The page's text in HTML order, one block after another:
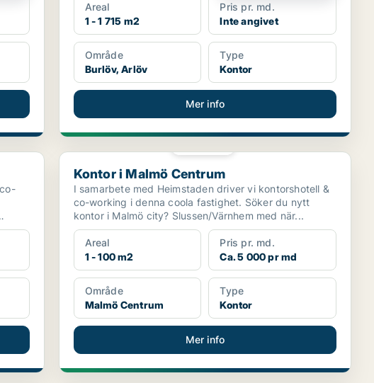
Areal
1 - 1 715 m2
Pris pr. md.
Inte angivet
Område
Burlöv, Arlöv
Type
Kontor
Mer info
Kontor i Malmö Centrum
Kontor i Malmö Centrum
I samarbete med Heimstaden driver vi kontorshotell &
co-working i denna coola fastighet. Söker du nytt
kontor i Malmö city? Slussen/Värnhem med när...
Areal
1 - 100 m2
Pris pr. md.
Ca. 5 000 pr md
Område
Malmö Centrum
Type
Kontor
Mer info